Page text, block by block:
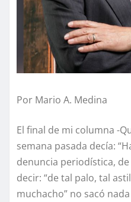
Por Mario A. Medina
El final de mi columna -
semana pasada decía:
denuncia periodística,
decir: “de tal palo, tal
muchacho” no sacó